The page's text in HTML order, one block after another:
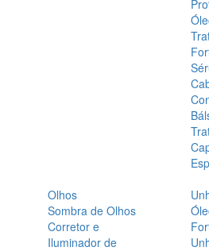
Olhos
Sombra de Olhos
Corretor e
Iluminador de